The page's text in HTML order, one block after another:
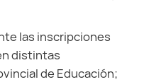
las inscripciones
distintas
de Educación;